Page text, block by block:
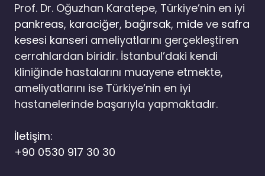
Prof. Dr. Oğuzhan Karatepe, Türkiye’nin en iyi
pankreas, karaciğer, bağırsak, mide ve safra
kesesi kanseri ameliyatlarını gerçekleştiren
cerrahlardan biridir. İstanbul’daki kendi
kliniğinde hastalarını muayene etmekte,
ameliyatlarını ise Türkiye’nin en iyi
hastanelerinde başarıyla yapmaktadır.
İletişim:
+90 0530 917 30 30